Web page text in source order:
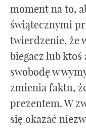
moment na to,
świątecznymi
twierdzenie, że
biegacz lub ktoś
swobodę w
zmienia faktu,
prezentem. W
się okazać